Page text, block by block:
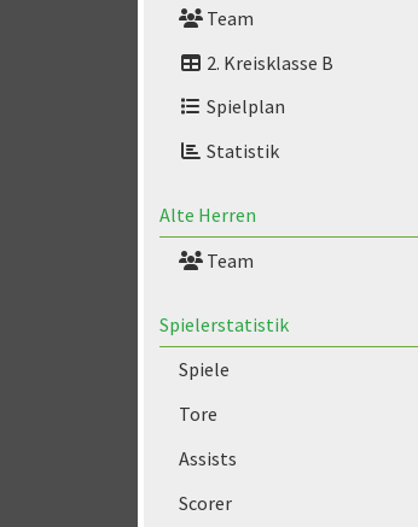
Team
2. Kreisklasse B
Spielplan
Statistik
Alte Herren
Team
Spielerstatistik
Spiele
Tore
Assists
Scorer